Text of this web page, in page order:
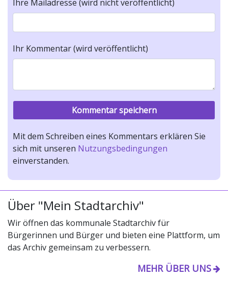
Ihre Mailadresse (wird nicht veröffentlicht)
Ihr Kommentar (wird veröffentlicht)
Mit dem Schreiben eines Kommentars erklären Sie
sich mit unseren Nutzungsbedingungen
einverstanden.
Über "Mein Stadtarchiv"
Wir öffnen das kommunale Stadtarchiv für
Bürgerinnen und Bürger und bieten eine Plattform, um
das Archiv gemeinsam zu verbessern.
MEHR ÜBER UNS